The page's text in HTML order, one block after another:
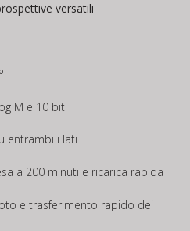
versatili
M e 10 bit
entrambi i lati
a 200 minuti e ricarica rapida
e trasferimento rapido dei